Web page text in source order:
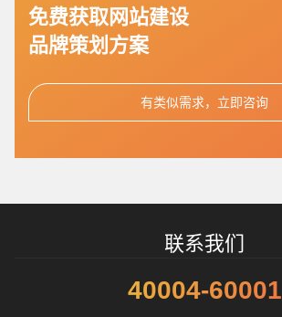
免费获取网站建设
品牌策划方案
有类似需求，立即咨询
联系我们
40004-60001
您的预算